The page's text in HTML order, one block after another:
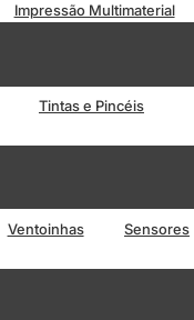
Impressão Multimaterial
Tintas e Pincéis
Ventoinhas Sensores